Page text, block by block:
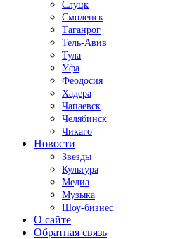
Слуцк
Смоленск
Таганрог
Тель-Авив
Тула
Уфа
Феодосия
Хадера
Чапаевск
Челябинск
Чикаго
Новости
Звезды
Культура
Медиа
Музыка
Шоу-бизнес
О сайте
Обратная связь